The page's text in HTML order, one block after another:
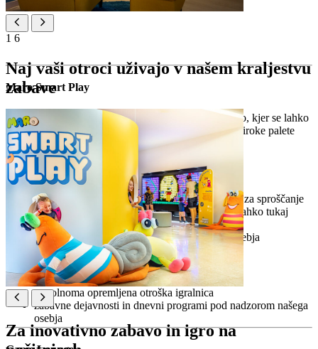
1 6
Naj vaši otroci uživajo v našem kraljestvu
zabave
Preživite dan v naših vedno zabavnih igralnicah Maro, kjer se lahko
otroci do 12. leta starosti učijo skozi igro s pomočjo široke palete
zabavnih iger in ustvarjalnih dejavnosti.
Maro Baby Club (0–3)
popolnoma opremljena soba in zunanji prostor za sproščanje
popoln prostor za starše z majhnimi otroki, ki lahko tukaj
preživijo kakovosten čas
storitev varstva otrok pod nadzorom našega osebja
Maro Club (3–12)
popolnoma opremljena otroška igralnica
zabavne dejavnosti in dnevni programi pod nadzorom našega
osebja
Maro Smart Play
Za inovativno zabavo in igro na